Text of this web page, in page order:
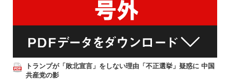
トランプが「敗北宣言」をしない理由「不正選挙」疑惑に 中国
共産党の影